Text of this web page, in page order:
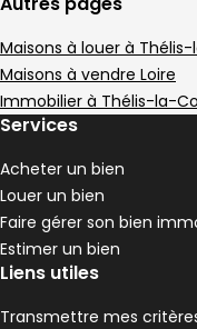
Maison • 5 pièces •
DPE :
E 3 chambres
, ,
de
Aller à l'image1
Aller à l'image2
Aller à l'image3
Aller à l'image4
Aller à l'image5
Maisons à louer à
Maisons à vendre Loire
Immobilier à Thélis-la-
Services
Acheter un bien
Louer un bien
Faire gérer son bien
Estimer un bien
Liens utiles
Transmettre mes